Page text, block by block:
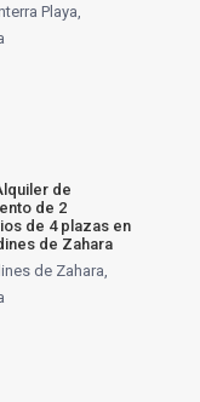
Playa
de
de 2
de 4 plazas en
de Zahara
de Zahara,